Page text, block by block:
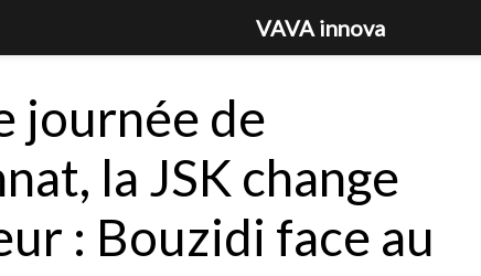
journée de
la JSK change
: Bouzidi face au
VAVA innova